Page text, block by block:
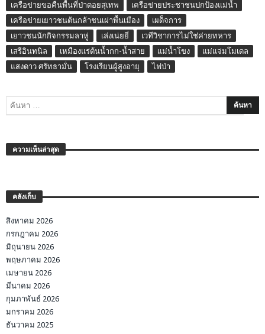
เครือข่ายขอคืนพื้นที่ป่าดอยสุเทพ
เครือข่ายประชาชนปกป้องแม่น้ำ
เครือข่ายเยาวชนต้นกล้าชนเผ่าพื้นเมือง
เผด็จการ
เยาวชนนักกิจกรรมลาหู่
เล่งเน่ยยี่
เวทีวิชาการไม่ใช่ค่ายทหาร
เสรีอินทนิล
เหมืองแร่ต้นน้ำกก-น้ำสาย แม่น้ำโขง
แม่แจ่มโมเดล
แสงดาว ศรัทธามั่น
โรงเรียนผู้สูงอายุ ไฟป่า
ความเห็นล่าสุด
คลังเก็บ
สิงหาคม 2026
กรกฎาคม 2026
มิถุนายน 2026
พฤษภาคม 2026
เมษายน 2026
มีนาคม 2026
กุมภาพันธ์ 2026
มกราคม 2026
ธันวาคม 2025